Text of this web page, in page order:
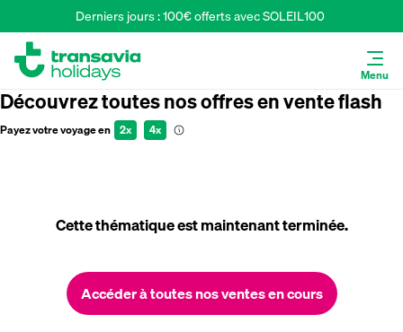
Derniers jours : 100€ offerts avec SOLEIL100
Menu
Découvrez toutes nos offres en vente flash
Payez votre voyage en 2x 4x
Cette thématique est maintenant terminée.
Accéder à toutes nos ventes en cours